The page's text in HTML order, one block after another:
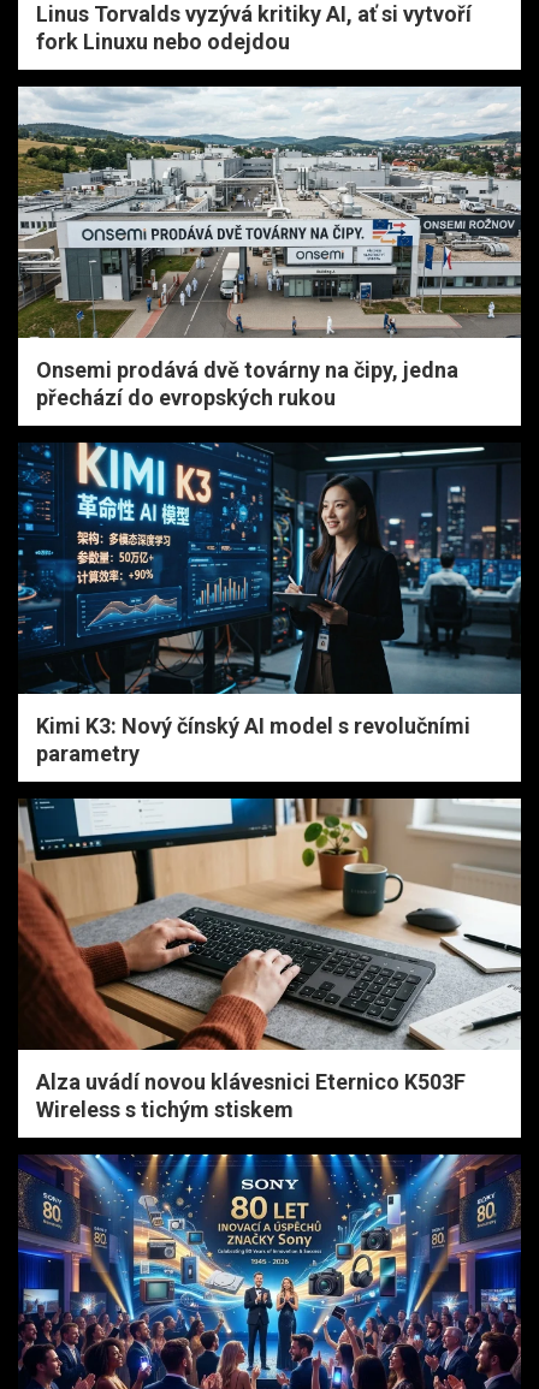
Linus Torvalds vyzývá kritiky AI, ať si vytvoří
fork Linuxu nebo odejdou
Onsemi prodává dvě továrny na čipy, jedna
přechází do evropských rukou
Kimi K3: Nový čínský AI model s revolučními
parametry
Alza uvádí novou klávesnici Eternico K503F
Wireless s tichým stiskem